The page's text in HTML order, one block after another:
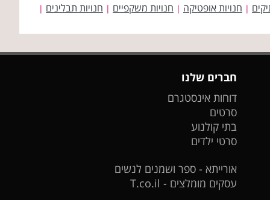
| חנויות אופטיקה | חנויות משקפיים | חנויות תבלינים |
חברים שלנו
דוחות אינסטגרם
סרטים
בתי קולנוע
סרטי ילדים
אורייתא - ספר ושמנים לנשים
עסקים מומלצים - T.co.il